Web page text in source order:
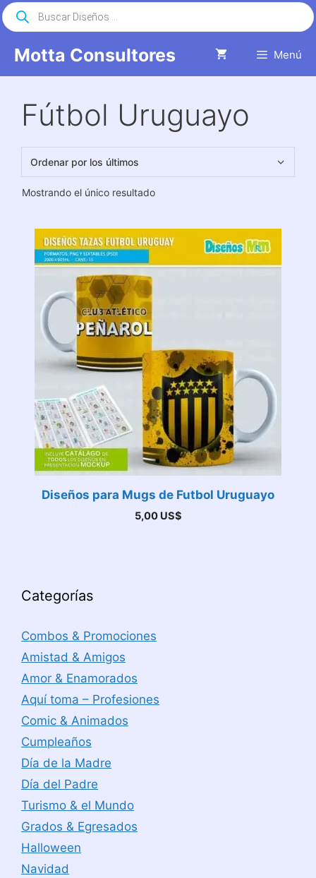
Saltar
al
Motta Consultores Menú
Búsqueda
de
productos
Fútbol Uruguayo
Mostrando el único resultado
Diseños para Mugs de Futbol Uruguayo
5,00 US$
Categorías
Combos & Promociones
Amistad & Amigos
Amor & Enamorados
Aquí toma – Profesiones
Comic & Animados
Cumpleaños
Día de la Madre
Día del Padre
Turismo & el Mundo
Grados & Egresados
Halloween
Navidad